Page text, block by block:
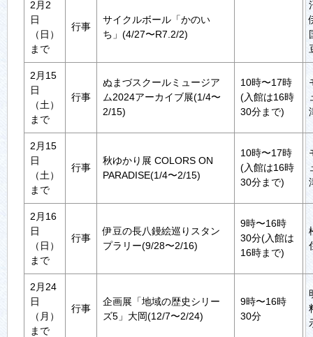
2月2
日
（日）
まで
行事
サイクルボール「かのい
ち」(4/27〜R7.2/2)
2月15
日
（土）
まで
行事
ぬまづスクールミュージア
ム2024アーカイブ展(1/4〜
2/15)
10時〜17時
(入館は16時
30分まで)
2月15
日
（土）
まで
行事
秋ゆかり展 COLORS ON
PARADISE(1/4〜2/15)
10時〜17時
(入館は16時
30分まで)
2月16
日
（日）
まで
行事
伊豆の長八鏝絵巡りスタン
プラリー(9/28〜2/16)
9時〜16時
30分(入館は
16時まで)
2月24
日
（月）
まで
行事
企画展「地域の歴史シリー
ズ5」大岡(12/7〜2/24)
9時〜16時
30分